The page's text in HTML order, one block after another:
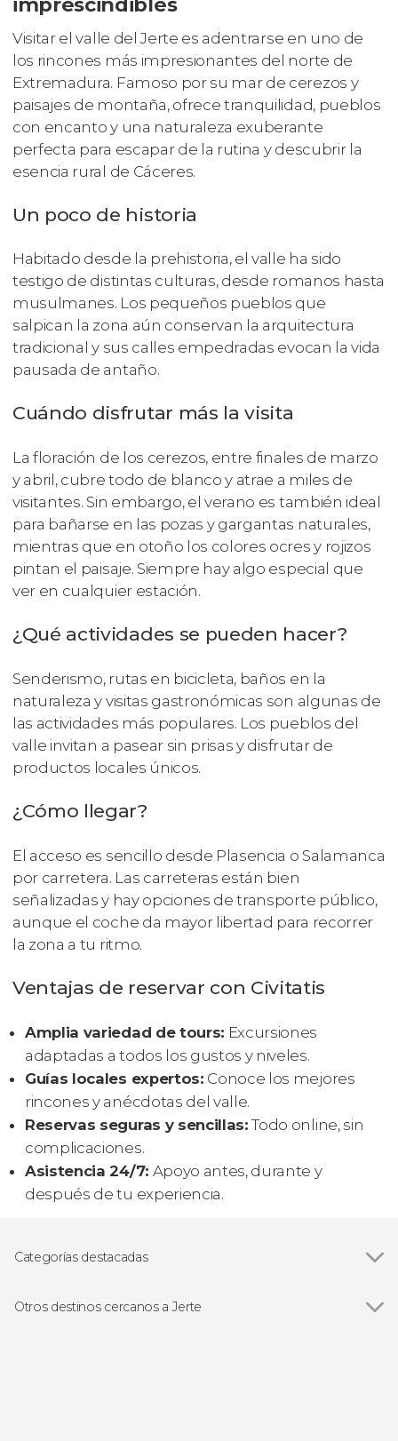
Visitar el valle del Jerte es adentrarse en uno de
los rincones más impresionantes del norte de
Extremadura. Famoso por su mar de cerezos y
paisajes de montaña, ofrece tranquilidad, pueblos
con encanto y una naturaleza exuberante
perfecta para escapar de la rutina y descubrir la
esencia rural de Cáceres.
Un poco de historia
Habitado desde la prehistoria, el valle ha sido
testigo de distintas culturas, desde romanos hasta
musulmanes. Los pequeños pueblos que
salpican la zona aún conservan la arquitectura
tradicional y sus calles empedradas evocan la vida
pausada de antaño.
Cuándo disfrutar más la visita
La floración de los cerezos, entre finales de marzo
y abril, cubre todo de blanco y atrae a miles de
visitantes. Sin embargo, el verano es también ideal
para bañarse en las pozas y gargantas naturales,
mientras que en otoño los colores ocres y rojizos
pintan el paisaje. Siempre hay algo especial que
ver en cualquier estación.
¿Qué actividades se pueden hacer?
Senderismo, rutas en bicicleta, baños en la
naturaleza y visitas gastronómicas son algunas de
las actividades más populares. Los pueblos del
valle invitan a pasear sin prisas y disfrutar de
productos locales únicos.
¿Cómo llegar?
El acceso es sencillo desde Plasencia o Salamanca
por carretera. Las carreteras están bien
señalizadas y hay opciones de transporte público,
aunque el coche da mayor libertad para recorrer
la zona a tu ritmo.
Ventajas de reservar con Civitatis
Amplia variedad de tours: Excursiones
adaptadas a todos los gustos y niveles.
Guías locales expertos: Conoce los mejores
rincones y anécdotas del valle.
Reservas seguras y sencillas:Todo online, sin
complicaciones.
Asistencia 24/7: Apoyo antes, durante y
después de tu experiencia.
Categorías destacadas
Otros destinos cercanos a Jerte